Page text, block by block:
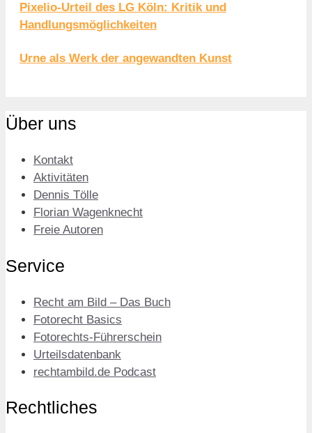
Pixelio-Urteil des LG Köln: Kritik und
Handlungsmöglichkeiten
Urne als Werk der angewandten Kunst
Über uns
Kontakt
Aktivitäten
Dennis Tölle
Florian Wagenknecht
Freie Autoren
Service
Recht am Bild – Das Buch
Fotorecht Basics
Fotorechts-Führerschein
Urteilsdatenbank
rechtambild.de Podcast
Rechtliches